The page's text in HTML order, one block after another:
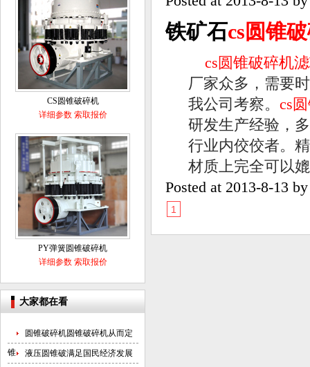
CS圆锥破碎机
详细参数 索取报价
PY弹簧圆锥破碎机
详细参数 索取报价
大家都在看
圆锥破碎机圆锥破碎机从而定
锥
液压圆锥破满足国民经济发展
铁矿石cs圆锥
cs圆锥破碎机
厂家众多，需要
我公司考察。 cs
研发生产经验，
行业内佼佼者。
材质上完全可以
Posted at 2013-8-13
1